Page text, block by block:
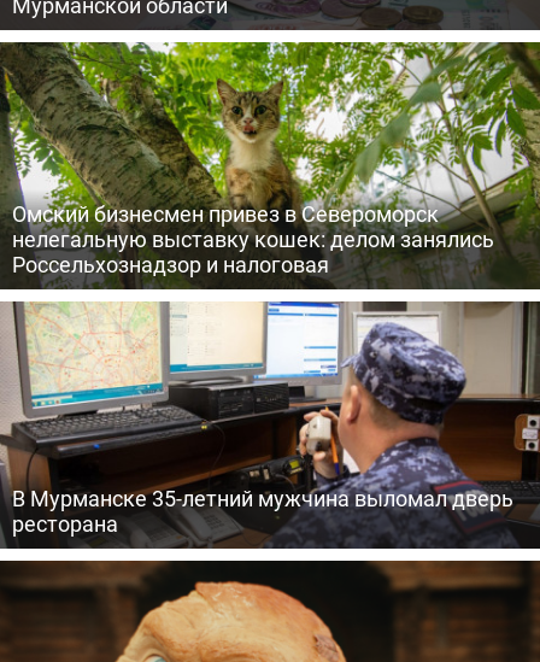
Омский бизнесмен привез в Североморск
нелегальную выставку кошек: делом занялись
Россельхознадзор и налоговая
В Мурманске 35-летний мужчина выломал дверь
ресторана